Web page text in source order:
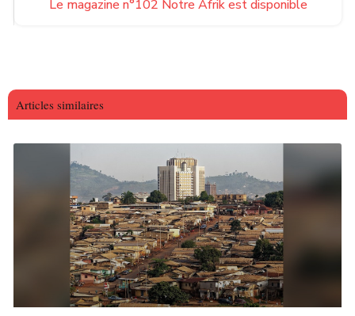
Le magazine n°102 Notre Afrik est disponible
Articles similaires